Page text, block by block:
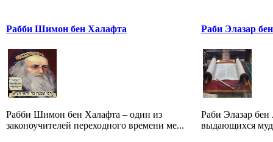
Рабби Шимон бен Халафта
Рабби Шимон бен Халафта – один из
законоучителей переходного времени ме...
Раби Элазар
Раби Элазар
выдающихся